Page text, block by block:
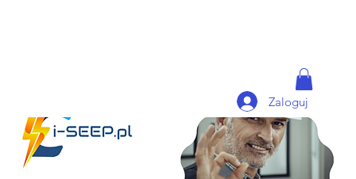
Zaloguj